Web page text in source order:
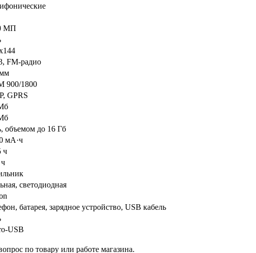
МП
FM-радио
900/1800
GPRS
объемом до 16 Гб
мА·ч
ч
светодиодная
батарея, зарядное устройство, USB кабель
USB
по товару или работе магазина.